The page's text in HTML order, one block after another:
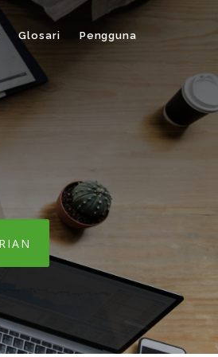
Glosari Pengguna